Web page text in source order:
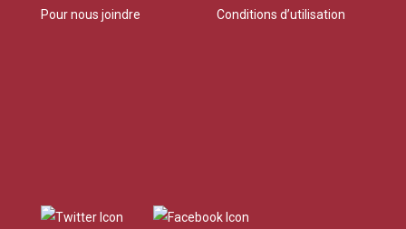
Pour nous joindre
Conditions d’utilisation